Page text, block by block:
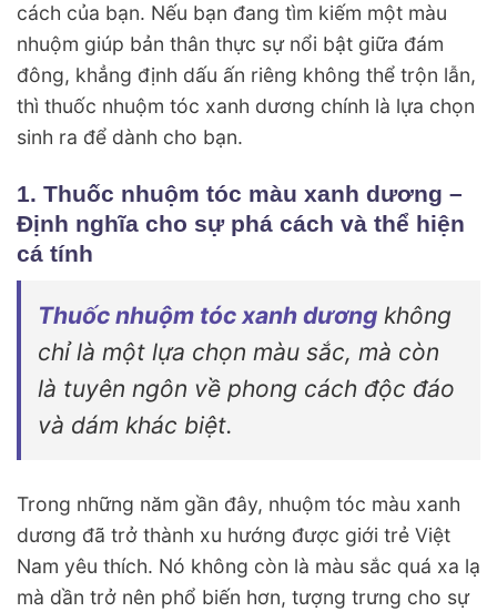
cách của bạn. Nếu bạn đang tìm kiếm một màu
nhuộm giúp bản thân thực sự nổi bật giữa đám
đông, khẳng định dấu ấn riêng không thể trộn lẫn,
thì thuốc nhuộm tóc xanh dương chính là lựa chọn
sinh ra để dành cho bạn.
1. Thuốc nhuộm tóc màu xanh dương –
Định nghĩa cho sự phá cách và thể hiện
cá tính
Thuốc nhuộm tóc xanh dương không
chỉ là một lựa chọn màu sắc, mà còn
là tuyên ngôn về phong cách độc đáo
và dám khác biệt.
Trong những năm gần đây, nhuộm tóc màu xanh
dương đã trở thành xu hướng được giới trẻ Việt
Nam yêu thích. Nó không còn là màu sắc quá xa lạ
mà dần trở nên phổ biến hơn, tượng trưng cho sự